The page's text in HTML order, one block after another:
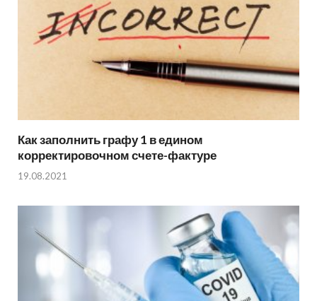
Как заполнить графу 1 в едином
корректировочном счете-фактуре
19.08.2021